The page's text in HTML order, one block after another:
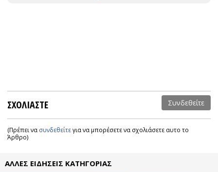
ΣΧΟΛΙΑΣΤΕ Συνδεθείτε
(Πρέπει να συνδεθείτεγια να μπορέσετε να σχολιάσετε αυτο το
Άρθρο)
ΑΛΛΕΣ ΕΙΔΗΣΕΙΣ ΚΑΤΗΓΟΡΙΑΣ